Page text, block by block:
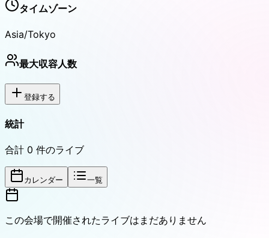
タイムゾーン
Asia/Tokyo
最大収容人数
登録する
統計
合計 0 件のライブ
カレンダー 一覧
この会場で開催されたライブはまだありません